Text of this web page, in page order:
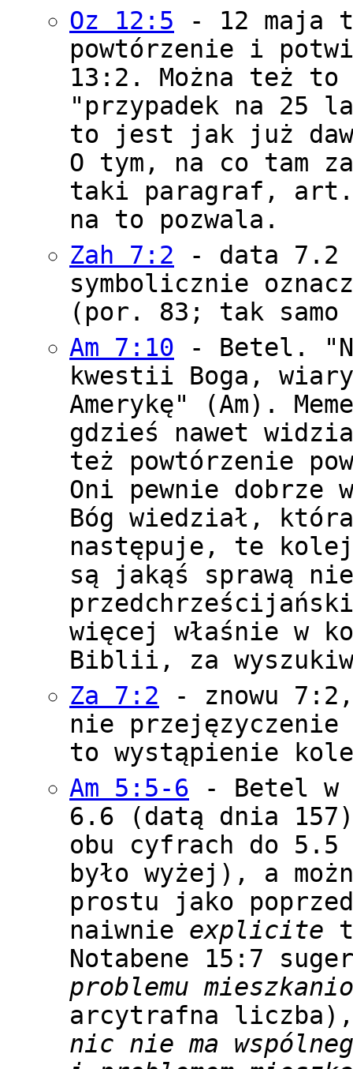
Oz 12:5 - 12 maja
powtórzenie i
13:2. Można też
"przypadek na 25
to jest jak już
O tym, na co tam
taki paragraf,
na to pozwala.
Zah 7:2 - data 7.2
symbolicznie
(por. 83; tak
Am 7:10 - Betel.
kwestii Boga,
Amerykę" (Am).
gdzieś nawet
też powtórzenie
Oni pewnie dobrze
Bóg wiedział,
następuje, te
są jakąś sprawą
więcej właśnie w
Biblii, za
Za 7:2 - znowu
nie
to wystąpienie
Am 5:5-6 - Betel w
6.6 (datą dnia 157).
obu cyfrach do
było wyżej), a
prostu jako
naiwnie explicite
Notabene 15:7
problemu
arcytrafna
nic nie ma